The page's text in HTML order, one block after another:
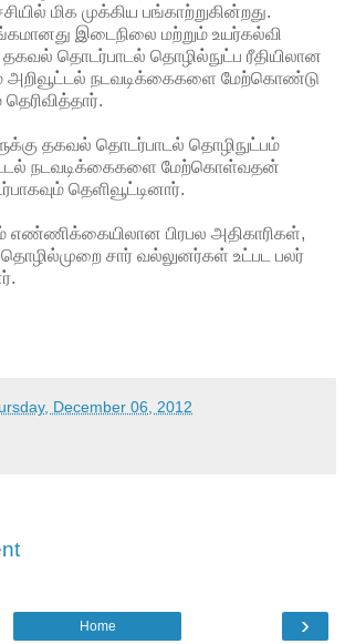
மிக முக்கிய பங்காற்றுகின்றது.
இடைநிலை மற்றும் உயர்கல்வி
தொடர்பாடல் தொழில்நுட்ப ரீதியிலான
அறிவூட்டல் நடவடிக்கைகளை மேற்கொண்டு
தகவல் தொடர்பாடல் தொழிநுட்பம்
நடவடிக்கைகளை மேற்கொள்வதன்
தெளிவூட்டினார்.
எண்ணிக்கையிலான பிரபல அதிகாரிகள்,
சார் வல்லுனர்கள் உட்பட பலர்
December 06, 2012
›
Home